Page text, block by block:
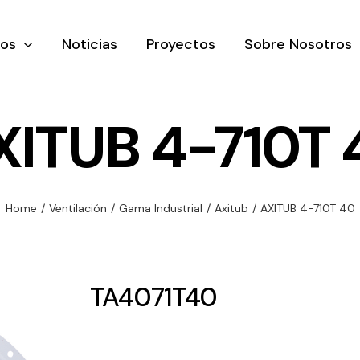
y
y
Ventilación
ventilación
Noticias Proyectos Sobre Nosotros
4-710T
Home / Ventilación / Gama Industrial / Axitub / AXITUB 4-710T 40
TA4071T40